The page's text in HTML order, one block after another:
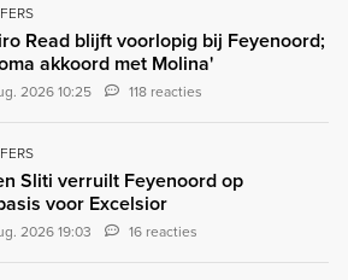
Read blijft voorlopig bij Feyenoord;
akkoord met Molina'
2026 10:25 118 reacties
Sliti verruilt Feyenoord op
voor Excelsior
2026 19:03 16 reacties